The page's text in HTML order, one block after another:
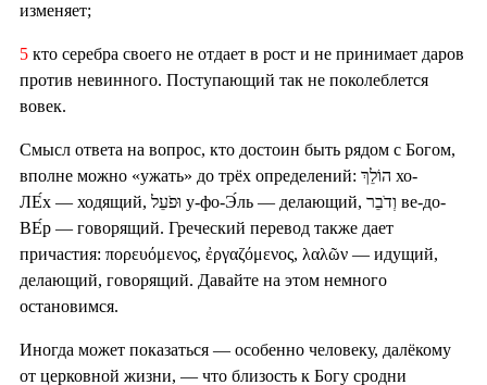
изменяет;
5 кто серебра своего не отдает в рост и не принимает даров
против невинного. Поступающий так не поколеблется
вовек.
Смысл ответа на вопрос, кто достоин быть рядом с Богом,
вполне можно «ужать» до трёх определений: הוֹלֵךְ хо-
ЛЕ́х — ходящий, וּפֹעֵל у-фо-Э́ль — делающий, וְדֹבֵר ве-до-
ВЕ́р — говорящий. Греческий перевод также дает
причастия: πορευόμενος, ἐργαζόμενος, λαλῶν — идущий,
делающий, говорящий. Давайте на этом немного
остановимся.
Иногда может показаться — особенно человеку, далёкому
от церковной жизни, — что близость к Богу сродни